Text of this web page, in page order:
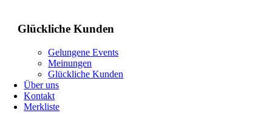
Glückliche Kunden
Gelungene Events
Meinungen
Glückliche Kunden
Über uns
Kontakt
Merkliste